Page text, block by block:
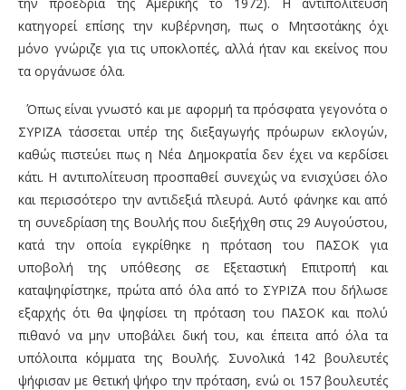
κατηγορεί επίσης την κυβέρνηση, πως ο Μητσοτάκης όχι
μόνο γνώριζε για τις υποκλοπές, αλλά ήταν και εκείνος που
τα οργάνωσε όλα.
Όπως είναι γνωστό και με αφορμή τα πρόσφατα γεγονότα ο
ΣΥΡΙΖΑ τάσσεται υπέρ της διεξαγωγής πρόωρων εκλογών,
καθώς πιστεύει πως η Νέα Δημοκρατία δεν έχει να κερδίσει
κάτι. Η αντιπολίτευση προσπαθεί συνεχώς να ενισχύσει όλο
και περισσότερο την αντιδεξιά πλευρά. Αυτό φάνηκε και από
τη συνεδρίαση της Βουλής που διεξήχθη στις 29 Αυγούστου,
κατά την οποία εγκρίθηκε η πρόταση του ΠΑΣΟΚ για
υποβολή της υπόθεσης σε Εξεταστική Επιτροπή και
καταψηφίστηκε, πρώτα από όλα από το ΣΥΡΙΖΑ που δήλωσε
εξαρχής ότι θα ψηφίσει τη πρόταση του ΠΑΣΟΚ και πολύ
πιθανό να μην υποβάλει δική του, και έπειτα από όλα τα
υπόλοιπα κόμματα της Βουλής. Συνολικά 142 βουλευτές
ψήφισαν με θετική ψήφο την πρόταση, ενώ οι 157 βουλευτές